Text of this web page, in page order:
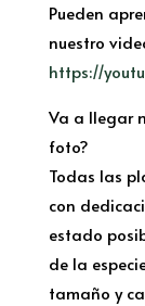
Pueden
nuestro
https://
Va a llegar
foto?
Todas las
con
estado
de la
tamaño y